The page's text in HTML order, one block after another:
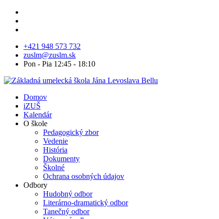
+421 948 573 732
zuslm@zuslm.sk
Pon - Pia 12:45 - 18:10
Domov
iZUŠ
Kalendár
O škole
Pedagogický zbor
Vedenie
História
Dokumenty
Školné
Ochrana osobných údajov
Odbory
Hudobný odbor
Literárno-dramatický odbor
Tanečný odbor